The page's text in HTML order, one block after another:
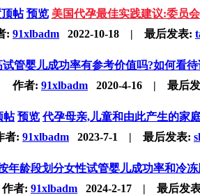
帖 预览 美国代孕最佳实践建议:委员
: 91xlbadm 2022-10-18 | 最后发表:
试管婴儿成功率有参考价值吗?如何看
作者: 91xlbadm 2020-4-16 | 最后
帖 预览 代孕母亲,儿童和由此产生的家
者: 91xlbadm 2023-7-1 | 最后发表:
年龄段划分女性试管婴儿成功率和冷
作者: 91xlbadm 2024-2-17 | 最后发